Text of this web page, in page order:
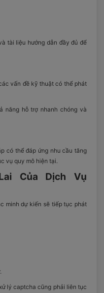
tài liệu hướng dẫn đầy đủ để
vấn đề kỹ thuật có thể phát
năng hỗ trợ nhanh chóng và
có thể đáp ứng nhu cầu tăng
vụ quy mô hiện tại.
Của Dịch Vụ
minh dự kiến sẽ tiếp tục phát
lý captcha cũng phải liên tục